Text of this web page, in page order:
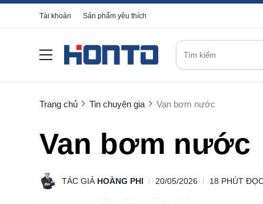
Tài khoản Sản phẩm yêu thích
Trang chủ Tin chuyên gia Van bơm nước
Van bơm nước
TÁC GIẢ HOÀNG PHI 20/05/2026 18 PHÚT